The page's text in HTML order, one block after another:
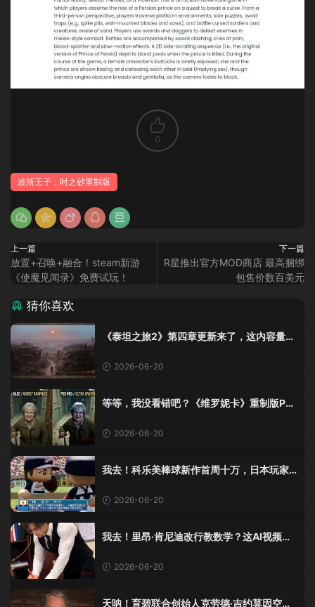
0
波斯王子：时之砂重制版
上一篇
放置+召唤+融合！steam新游
《使魔见闻录》免费试玩！
下一篇
R星推出官方MOD商店 最高捆绑
包售价数百美元
猜你喜欢
《泰坦之旅2》第四章更新来了，这内容量感
2026-06-20
等等，我没看错吧？《维罗妮卡》重制版PS
2026-06-20
我去！科乐美棒球新作首周十万，日本玩家
2026-06-20
我去！里昂·肯尼迪改行教数学？这AI视频全
2026-06-20
天呐！育碧联合创始人克劳德·吉约莫因空难